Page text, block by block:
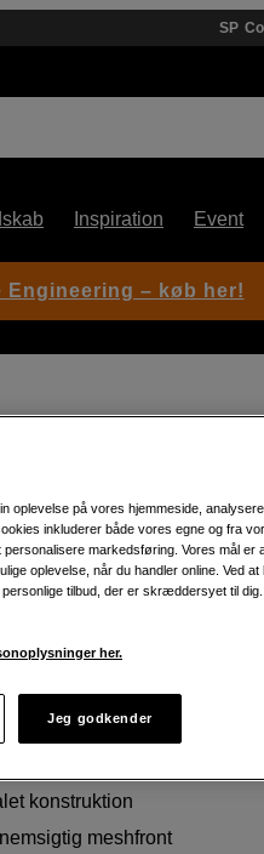
SP
Inspiration Event
Ultralight Mesh Packing Cube
pakkekube i mesh
holder orden
:På lager
: Vis lagersaldo
konstruktion
meshfront
Engineering – køb her!
oplevelse på vores hjemmeside,
inkluderer både vores egne og fra
markedsføring. Vores mål er
oplevelse, når du handler online. Ved
tilbud, der er skræddersyet til
her.
Jeg godkender